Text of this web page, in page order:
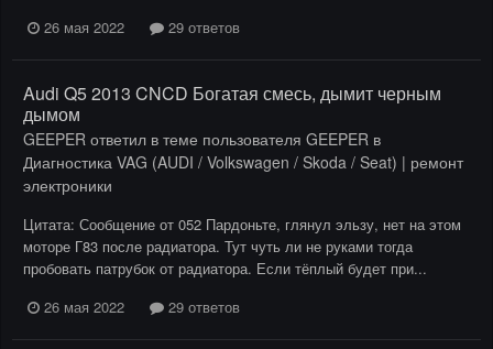
26 мая 2022
29 ответов
Audi Q5 2013 CNCD Богатая смесь, дымит черным
дымом
GEEPER ответил в теме пользователя GEEPER в
Диагностика VAG (AUDI / Volkswagen / Skoda / Seat) | ремонт
электроники
Цитата: Сообщение от 052 Пардоньте, глянул эльзу, нет на этом
моторе Г83 после радиатора. Тут чуть ли не руками тогда
пробовать патрубок от радиатора. Если тёплый будет при...
26 мая 2022
29 ответов